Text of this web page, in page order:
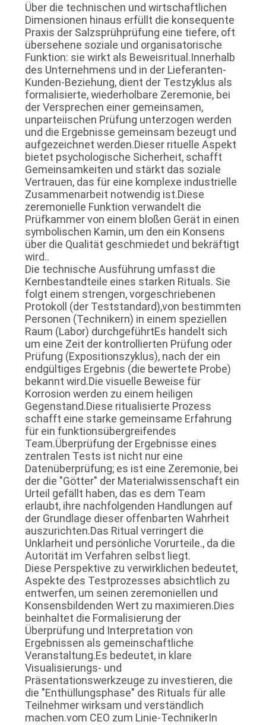
Über die technischen und wirtschaftlichen
Dimensionen hinaus erfüllt die konsequente
Praxis der Salzsprühprüfung eine tiefere, oft
übersehene soziale und organisatorische
Funktion: sie wirkt als Beweisritual.Innerhalb
des Unternehmens und in der Lieferanten-
Kunden-Beziehung, dient der Testzyklus als
formalisierte, wiederholbare Zeremonie, bei
der Versprechen einer gemeinsamen,
unparteiischen Prüfung unterzogen werden
und die Ergebnisse gemeinsam bezeugt und
aufgezeichnet werden.Dieser rituelle Aspekt
bietet psychologische Sicherheit, schafft
Gemeinsamkeiten und stärkt das soziale
Vertrauen, das für eine komplexe industrielle
Zusammenarbeit notwendig ist.Diese
zeremonielle Funktion verwandelt die
Prüfkammer von einem bloßen Gerät in einen
symbolischen Kamin, um den ein Konsens
über die Qualität geschmiedet und bekräftigt
wird..
Die technische Ausführung umfasst die
Kernbestandteile eines starken Rituals. Sie
folgt einem strengen, vorgeschriebenen
Protokoll (der Teststandard),von bestimmten
Personen (Technikern) in einem speziellen
Raum (Labor) durchgeführtEs handelt sich
um eine Zeit der kontrollierten Prüfung oder
Prüfung (Expositionszyklus), nach der ein
endgültiges Ergebnis (die bewertete Probe)
bekannt wird.Die visuelle Beweise für
Korrosion werden zu einem heiligen
Gegenstand.Diese ritualisierte Prozess
schafft eine starke gemeinsame Erfahrung
für ein funktionsübergreifendes
Team.Überprüfung der Ergebnisse eines
zentralen Tests ist nicht nur eine
Datenüberprüfung; es ist eine Zeremonie, bei
der die "Götter" der Materialwissenschaft ein
Urteil gefällt haben, das es dem Team
erlaubt, ihre nachfolgenden Handlungen auf
der Grundlage dieser offenbarten Wahrheit
auszurichten.Das Ritual verringert die
Unklarheit und persönliche Vorurteile., da die
Autorität im Verfahren selbst liegt.
Diese Perspektive zu verwirklichen bedeutet,
Aspekte des Testprozesses absichtlich zu
entwerfen, um seinen zeremoniellen und
Konsensbildenden Wert zu maximieren.Dies
beinhaltet die Formalisierung der
Überprüfung und Interpretation von
Ergebnissen als gemeinschaftliche
Veranstaltung.Es bedeutet, in klare
Visualisierungs- und
Präsentationswerkzeuge zu investieren, die
die "Enthüllungsphase" des Rituals für alle
Teilnehmer wirksam und verständlich
machen.vom CEO zum Linie-TechnikerIn